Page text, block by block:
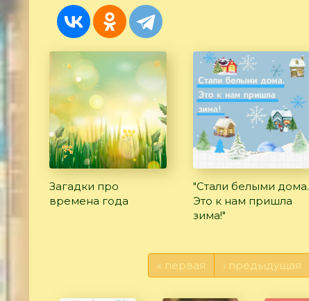
Загадки про
времена года
"Стали белыми дома.
Это к нам пришла
зима!"
« первая ‹ предыдущая